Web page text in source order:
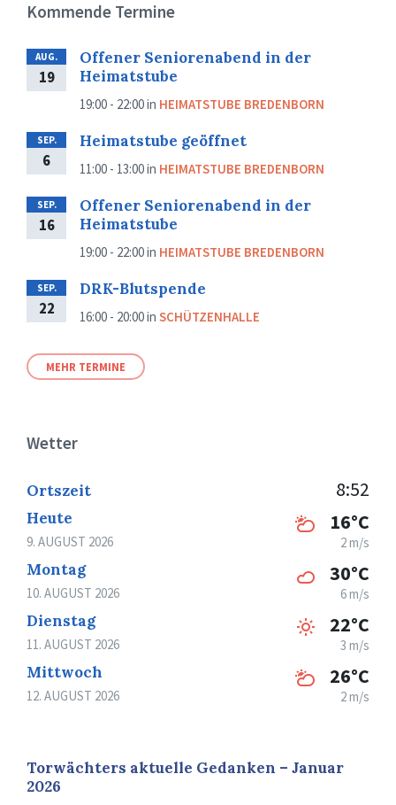
Kommende Termine
AUG.
19
Offener Seniorenabend in der
Heimatstube
19:00 - 22:00in HEIMATSTUBE BREDENBORN
SEP.
6
Heimatstube geöffnet
11:00 - 13:00in HEIMATSTUBE BREDENBORN
SEP.
16
Offener Seniorenabend in der
Heimatstube
19:00 - 22:00in HEIMATSTUBE BREDENBORN
SEP.
22
DRK-Blutspende
16:00 - 20:00in SCHÜTZENHALLE
MEHR TERMINE
Wetter
Ortszeit 8:52
Heute
9. AUGUST 2026
16°C
2 m/s
Montag
10. AUGUST 2026
30°C
6 m/s
Dienstag
11. AUGUST 2026
22°C
3 m/s
Mittwoch
12. AUGUST 2026
26°C
2 m/s
Torwächters aktuelle Gedanken – Januar
2026